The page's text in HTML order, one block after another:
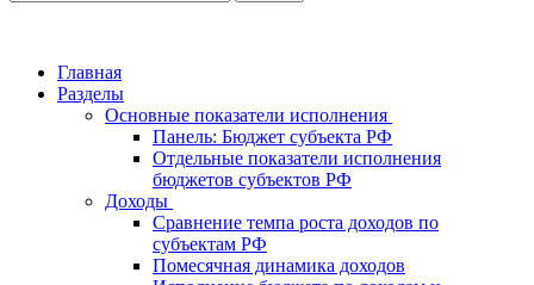
Главная
Разделы
Основные показатели исполнения
Панель: Бюджет субъекта РФ
Отдельные показатели исполнения
бюджетов субъектов РФ
Доходы
Сравнение темпа роста доходов по
субъектам РФ
Помесячная динамика доходов